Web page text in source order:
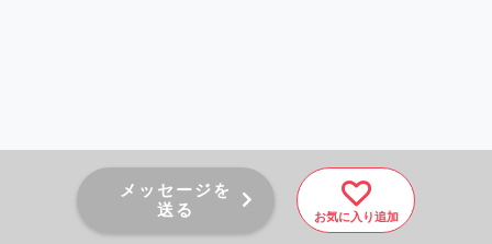
メッセージを
送る
お気に入り追加